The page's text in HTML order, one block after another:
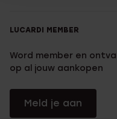
LUCARDI MEMBER
Word member en
op al jouw aankopen
Meld je aan